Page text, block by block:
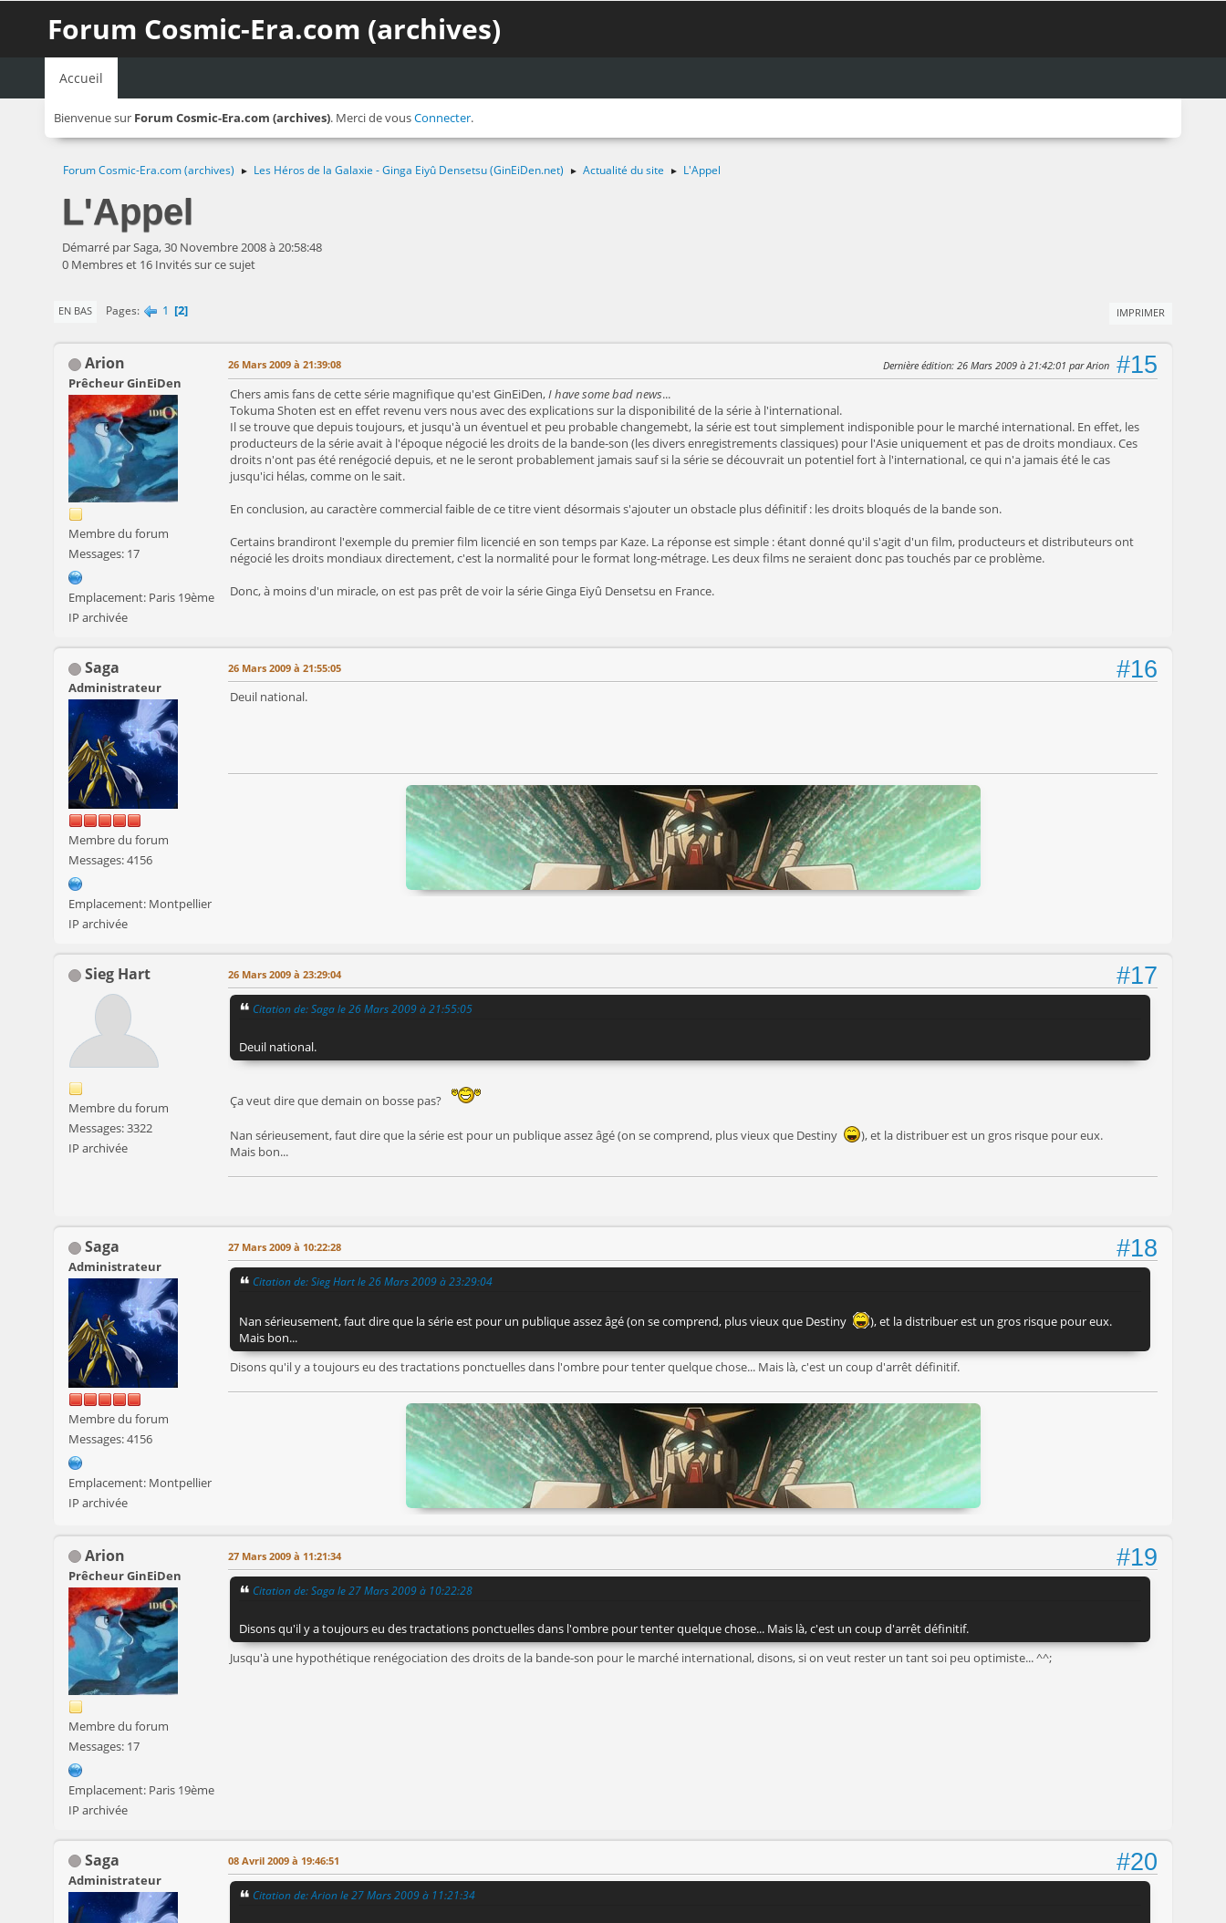
Forum Cosmic-Era.com (archives)
Accueil
Bienvenue sur Forum Cosmic-Era.com (archives). Merci de vousConnecter.
Forum Cosmic-Era.com (archives) ► Les Héros de la Galaxie - Ginga Eiyû Densetsu (GinEiDen.net) ► Actualité du site ► L'Appel
L'Appel
Démarré par Saga, 30 Novembre 2008 à 20:58:48
0 Membres et 16 Invités sur ce sujet
IMPRIMER
EN BAS Pages 1 2
Arion
Prêcheur GinEiDen
Membre du forum
Messages: 17
Emplacement: Paris 19ème
IP archivée
#15
26 Mars 2009 à 21:39:08 Dernière édition: 26 Mars 2009 à 21:42:01 par Arion
Chers amis fans de cette série magnifique qu'est GinEiDen,I have some bad news...
Tokuma Shoten est en effet revenu vers nous avec des explications sur la disponibilité de la série à l'international.
Il se trouve que depuis toujours, et jusqu'à un éventuel et peu probable changemebt, la série est tout simplement indisponible pour le marché international. En effet, les
producteurs de la série avait à l'époque négocié les droits de la bande-son (les divers enregistrements classiques) pour l'Asie uniquement et pas de droits mondiaux. Ces
droits n'ont pas été renégocié depuis, et ne le seront probablement jamais sauf si la série se découvrait un potentiel fort à l'international, ce qui n'a jamais été le cas
jusqu'ici hélas, comme on le sait.
En conclusion, au caractère commercial faible de ce titre vient désormais s'ajouter un obstacle plus définitif : les droits bloqués de la bande son.
Certains brandiront l'exemple du premier film licencié en son temps par Kaze. La réponse est simple : étant donné qu'il s'agit d'un film, producteurs et distributeurs ont
négocié les droits mondiaux directement, c'est la normalité pour le format long-métrage. Les deux films ne seraient donc pas touchés par ce problème.
Donc, à moins d'un miracle, on est pas prêt de voir la série Ginga Eiyû Densetsu en France.
Saga
Administrateur
Membre du forum
Messages: 4156
Emplacement: Montpellier
IP archivée
#16
26 Mars 2009 à 21:55:05
Deuil national.
Sieg Hart
Membre du forum
Messages: 3322
IP archivée
#17
26 Mars 2009 à 23:29:04
Citation de: Saga le 26 Mars 2009 à 21:55:05
Deuil national.
Ça veut dire que demain on bosse pas?
Nan sérieusement, faut dire que la série est pour un publique assez âgé (on se comprend, plus vieux que Destiny
), et la distribuer est un gros risque pour eux.
Mais bon...
Saga
Administrateur
Membre du forum
Messages: 4156
Emplacement: Montpellier
IP archivée
#18
27 Mars 2009 à 10:22:28
Citation de: Sieg Hart le 26 Mars 2009 à 23:29:04
Nan sérieusement, faut dire que la série est pour un publique assez âgé (on se comprend, plus vieux que Destiny
), et la distribuer est un gros risque pour eux.
Mais bon...
Disons qu'il y a toujours eu des tractations ponctuelles dans l'ombre pour tenter quelque chose... Mais là, c'est un coup d'arrêt définitif.
Arion
Prêcheur GinEiDen
Membre du forum
Messages: 17
Emplacement: Paris 19ème
IP archivée
#19
27 Mars 2009 à 11:21:34
Citation de: Saga le 27 Mars 2009 à 10:22:28
Disons qu'il y a toujours eu des tractations ponctuelles dans l'ombre pour tenter quelque chose... Mais là, c'est un coup d'arrêt définitif.
Jusqu'à une hypothétique renégociation des droits de la bande-son pour le marché international, disons, si on veut rester un tant soi peu optimiste... ^^;
Saga
Administrateur
#20
08 Avril 2009 à 19:46:51
Citation de: Arion le 27 Mars 2009 à 11:21:34